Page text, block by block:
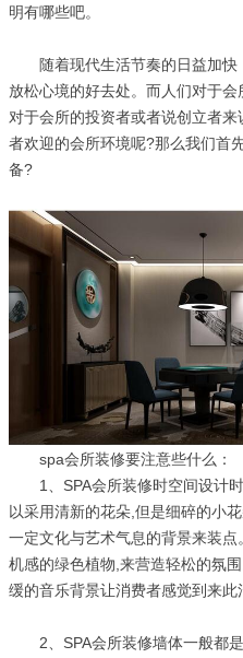
明有哪些吧。
随着现代生活节奏的日益加快
放松心境的好去处。而人们对于会
对于会所的投资者或者说创立者
者欢迎的会所环境呢?那么我们首
备?
spa会所装修要注意些什么：
1、SPA会所装修时空间设计时
以采用清新的花朵,但是细碎的小
一定文化与艺术气息的背景来装
机感的绿色植物,来营造轻松的氛
缓的音乐背景让消费者感觉到来此
2、SPA会所装修墙体一般都是